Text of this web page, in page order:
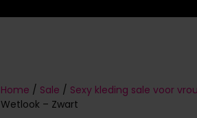
Home / Sale / Sexy kleding sale voor
Wetlook – Zwart